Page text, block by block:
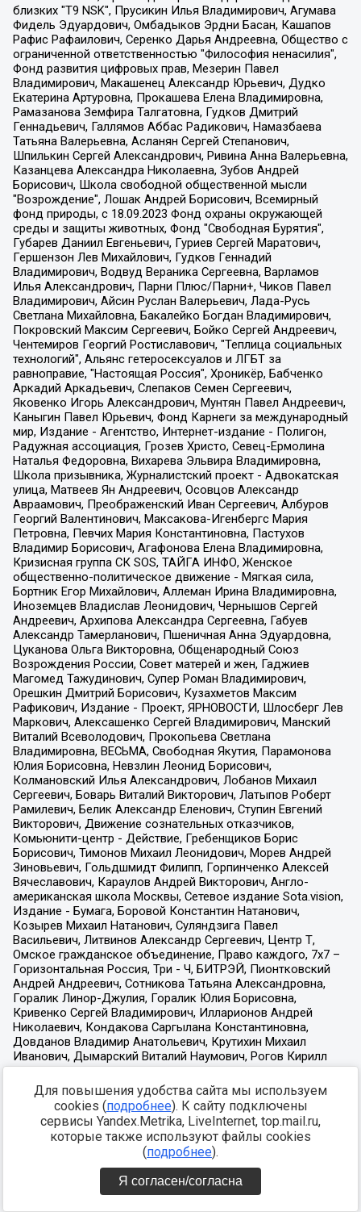
Для повышения удобства сайта мы используем
cookies (подробнее). К сайту подключены
сервисы Yandex.Metrika, LiveInternet, top.mail.ru,
которые также используют файлы cookies
(подробнее).
Я согласен/согласна